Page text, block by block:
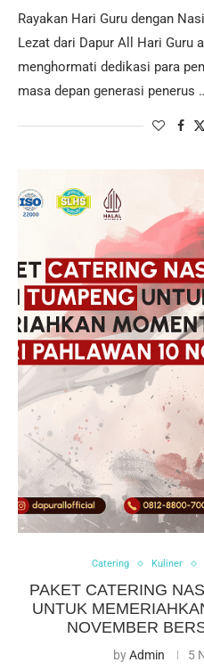
Rayakan Hari Guru dengan
Lezat dari Dapur All Hari Guru
menghormati dedikasi para
masa depan generasi penerus
Catering Kuliner
PAKET CATERING
UNTUK
NOVEMBER
byAdmin 5